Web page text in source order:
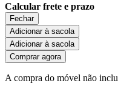
Calcular frete e prazo
Fechar
Adicionar à sacola
Adicionar à sacola
Comprar agora
A compra do móvel não